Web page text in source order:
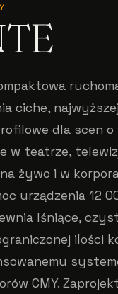
ciche,
dla scen
w teatrze,
żywo i w
urządzenia 12
lśniące,
ilości
CMY.